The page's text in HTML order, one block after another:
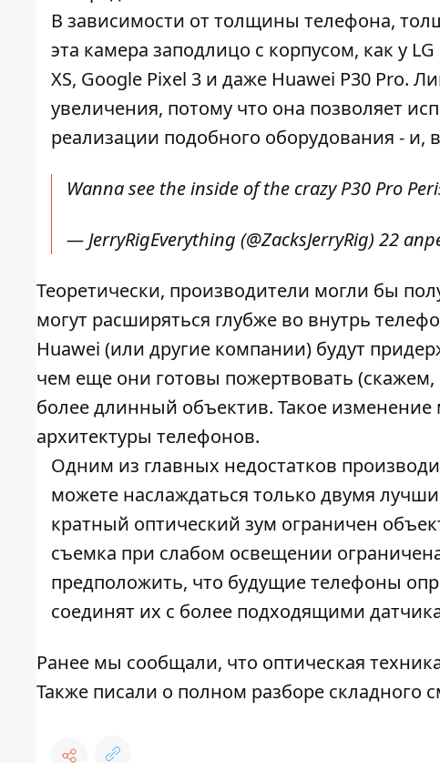
В зависимости от толщины телефона,
эта камера заподлицо с корпусом, как у
XS, Google Pixel 3 и даже Huawei P30 Pro.
увеличения, потому что она позволяет
реализации подобного оборудования - и,
Wanna see the inside of the crazy P30 Pro
— JerryRigEverything (@ZacksJerryRig) 22
Теоретически, производители могли бы
могут расширяться глубже во внутрь
Huawei (или другие компании) будут
чем еще они готовы пожертвовать
более длинный объектив. Такое
архитектуры телефонов.
Одним из главных недостатков
можете наслаждаться только двумя
кратный оптический зум ограничен
съемка при слабом освещении
предположить, что будущие телефоны
соединят их с более подходящими
Ранее мы сообщали, что оптическая
Также писали о полном разборе складного